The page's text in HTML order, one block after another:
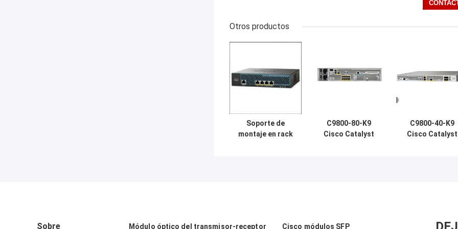
Otros productos
Soporte de
montaje en rack
C9800-80-K9
Cisco Catalyst
C9800-40-K9
Cisco Catalyst
Sobre Módulo óptico del transmisor-receptor Cisco módulos SFP